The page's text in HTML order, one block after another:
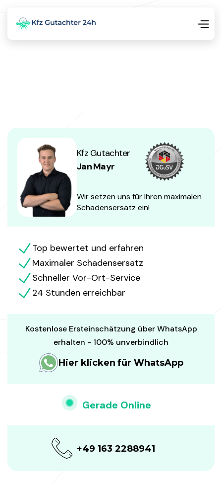
Kfz Gutachter
Jan Mayr
Wir setzen uns für Ihren maximalen
Schadensersatz ein!
Top bewertet und erfahren
Maximaler Schadensersatz
Schneller Vor-Ort-Service
24 Stunden erreichbar
Kostenlose Ersteinschätzung über WhatsApp
erhalten - 100% unverbindlich
Hier klicken für WhatsApp
Gerade Online
+49 163 2288941